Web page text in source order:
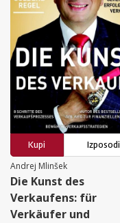
Kupi
Izposodi
Andrej Mlinšek
Die Kunst des
Verkaufens: für
Verkäufer und